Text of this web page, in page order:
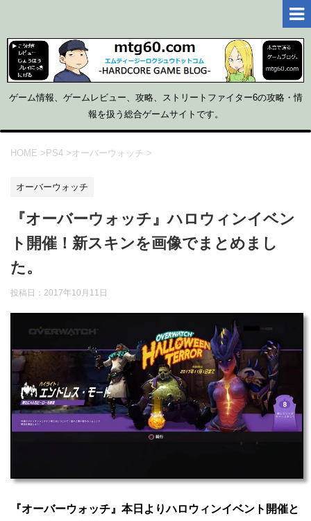
ゲーム情報、ゲームレビュー、攻略、ストリートファイター6の攻略・情
報を扱う総合ゲームサイトです。
HOME >PS4 >オーバーウォッチ >
オーバーウォッチ
『オーバーウォッチ』ハロウィンイベン
ト開催！新スキンを画像でまとめまし
た。
投稿日： 2017年10月11日
『オーバーウォッチ』本日よりハロウィンイベント開催と